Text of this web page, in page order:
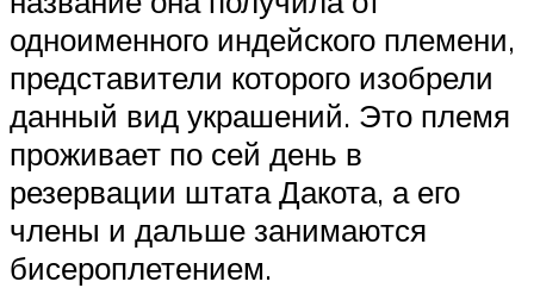
одноименного индейского племени,
представители которого изобрели
данный вид украшений. Это племя
проживает по сей день в
резервации штата Дакота, а его
члены и дальше занимаются
бисероплетением.